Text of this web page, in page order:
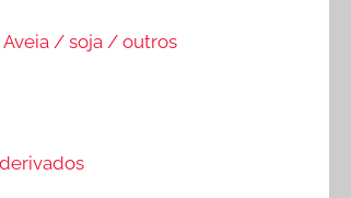
Aveia / soja / outros